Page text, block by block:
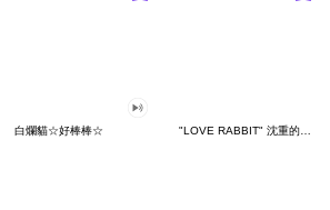
白爛貓☆好棒棒☆ "LOVE RABBIT" 沈重的愛 台灣版